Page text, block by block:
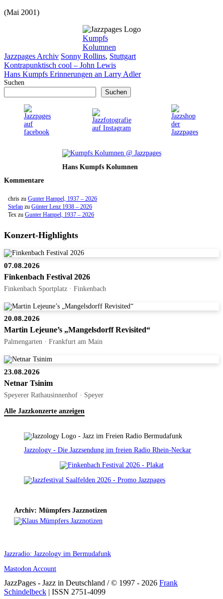
(Mai 2001)
Kumpfs
Kolumnen
Kategorien
Jazzpages Archiv Schlagwörter
Sonny Rollins, Stuttgart
Kontrapunktisch cool – John Lewis
Hans Kumpfs Erinnerungen an Larry Adler
Suchen
Suchen
Hans Kumpfs Kolumnen
Kommentare
chris zu Gunter Hampel, 1937 – 2026
Stefan zu Günter Lenz 1938 – 2026
Tex zu Gunter Hampel, 1937 – 2026
Konzert-Highlights
07.08.2026
Finkenbach Festival 2026
Finkenbach Sportplatz · Finkenbach
20.08.2026
Martin Lejeune’s „Mangelsdorff Revisited“
Palmengarten · Frankfurt am Main
23.08.2026
Netnar Tsinim
Speyerer Rathausinnenhof · Speyer
Alle Jazzkonzerte anzeigen
Jazzology - Die Jazzsendung im freien Radio Rhein-Neckar
Archiv: Mümpfers Jazznotizen
Jazzradio: Jazzology im Bermudafunk
Mastodon Account
JazzPages - Jazz in Deutschland / © 1997 - 2026 Frank
Schindelbeck | ISSN 2751-4099